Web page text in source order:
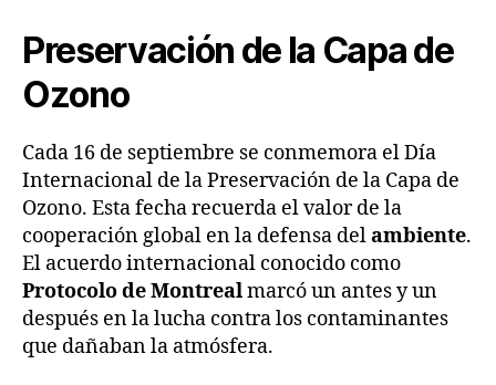
Preservación de la Capa de
Ozono
Cada 16 de septiembre se conmemora el Día
Internacional de la Preservación de la Capa de
Ozono. Esta fecha recuerda el valor de la
cooperación global en la defensa delambiente.
El acuerdo internacional conocido como
Protocolo de Montrealmarcó un antes y un
después en la lucha contra los contaminantes
que dañaban la atmósfera.